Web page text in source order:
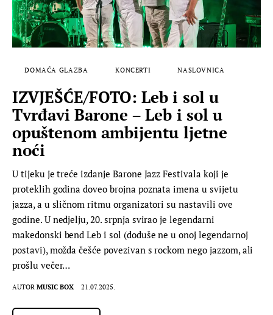
FILM
MUSIC BOX
DOMAĆA GLAZBA KONCERTI NASLOVNICA
IZVJEŠĆE/FOTO: Leb i sol u
Tvrđavi Barone – Leb i sol u
opuštenom ambijentu ljetne
noći
U tijeku je treće izdanje Barone Jazz Festivala koji je
proteklih godina doveo brojna poznata imena u svijetu
jazza, a u sličnom ritmu organizatori su nastavili ove
godine. U nedjelju, 20. srpnja svirao je legendarni
makedonski bend Leb i sol (doduše ne u onoj legendarnoj
postavi), možda češće povezivan s rockom nego jazzom, ali
prošlu večer…
AUTOR MUSIC BOX 21.07.2025.